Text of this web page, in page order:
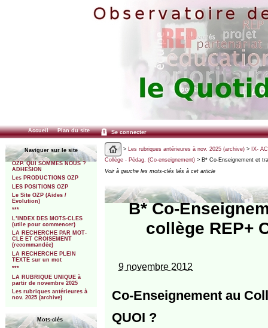
Accueil Plan du site Se connecter
Naviguer sur le site
OZP. QUI SOMMES NOUS ?
ADHESION
Les PRODUCTIONS OZP
LES POSITIONS OZP
Le Site OZP (Aides /
Evolution)
***
L’INDEX DES MOTS-CLES
(utile pour commencer)
LA RECHERCHE PAR MOT-
CLE ET CROISEMENT
(recommandée)
LA RECHERCHE PLEIN
TEXTE sur un mot
***
LA RUBRIQUE UNIQUE à
partir de novembre 2025
Les rubriques antérieures à
nov. 2025 (archive)
Mots-clés
> Les rubriques antérieures à nov. 2025 (archive)> IX-
Collège - Pédag. (Co-enseignement)> B* Co-Enseignement et
Voir à gauche les mots-clés liés à cet article
B* Co-
collège REP+
9 novembre 2012
Co-Enseignement au
QUOI ?